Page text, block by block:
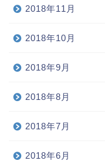
2018年11月
2018年10月
2018年9月
2018年8月
2018年7月
2018年6月